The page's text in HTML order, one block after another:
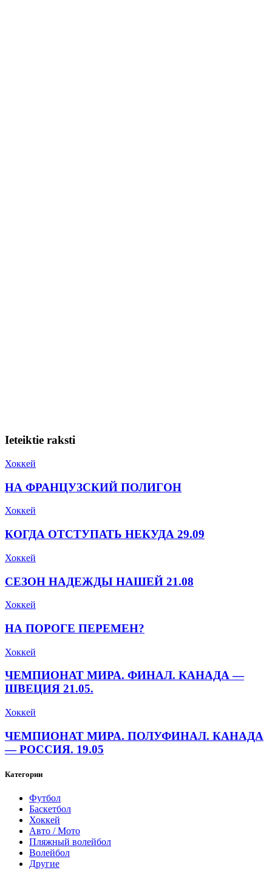
Ieteiktie raksti
Хоккей
НА ФРАНЦУЗСКИЙ ПОЛИГОН
Хоккей
КОГДА ОТСТУПАТЬ НЕКУДА 29.09
Хоккей
СЕЗОН НАДЕЖДЫ НАШЕЙ 21.08
Хоккей
НА ПОРОГЕ ПЕРЕМЕН?
Хоккей
ЧЕМПИОНАТ МИРА. ФИНАЛ. КАНАДА —
ШВЕЦИЯ 21.05.
Хоккей
ЧЕМПИОНАТ МИРА. ПОЛУФИНАЛ. КАНАДА
— РОССИЯ. 19.05
Категории
Футбол
Баскетбол
Хоккей
Авто / Мото
Пляжный волейбол
Волейбол
Другие